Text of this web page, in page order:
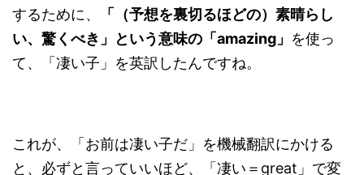
するために、
「（予想を裏切るほどの）素晴らし
い、驚くべき」という意味の「amazing」 を使っ
て、「凄い子」を英訳したんですね。
これが、「お前は凄い子だ」を機械翻訳にかける
と、必ずと言っていいほど、「凄い＝great」で変